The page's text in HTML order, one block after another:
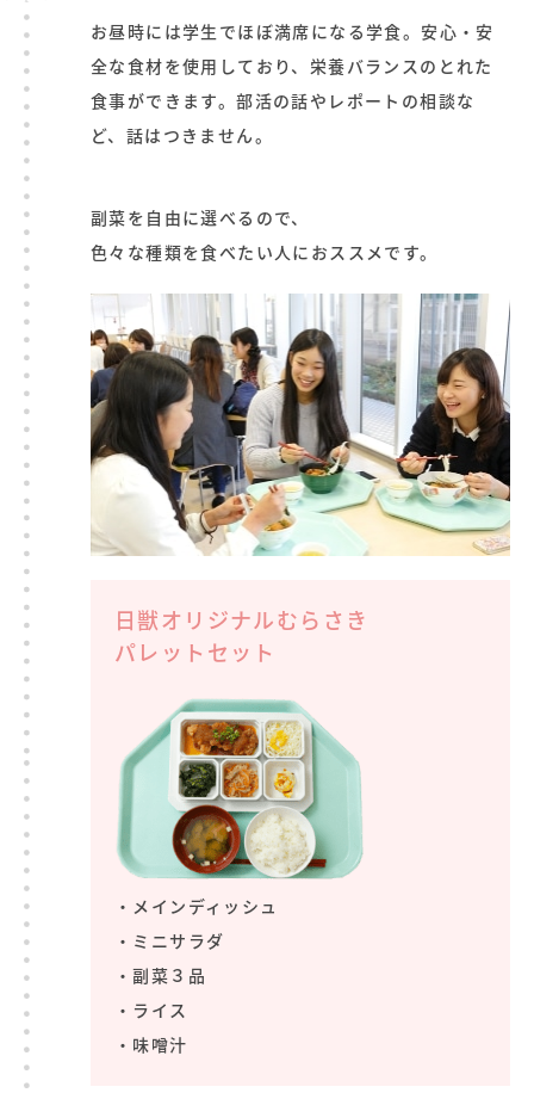
お昼時には学生でほぼ満席になる学食。安心・安
全な食材を使用しており、栄養バランスのとれた
食事ができます。部活の話やレポートの相談な
ど、話はつきません。
副菜を自由に選べるので、
色々な種類を食べたい人におススメです。
日獣オリジナルむらさき
パレットセット
・メインディッシュ
・ミニサラダ
・副菜３品
・ライス
・味噌汁